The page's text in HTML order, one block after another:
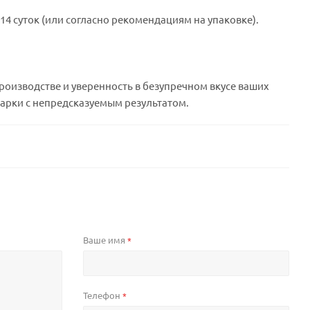
суток (или согласно рекомендациям на упаковке).
и уверенность в безупречном вкусе ваших
с непредсказуемым результатом.
Ваше имя *
Телефон *